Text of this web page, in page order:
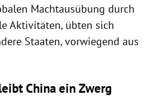
Machtausübung durch
Aktivitäten, übten sich
Staaten, vorwiegend aus
China ein Zwerg